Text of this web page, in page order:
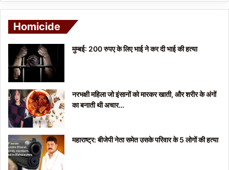
Homicide
मुम्बई: 200 रुपए के लिए भाई ने कर दी भाई की हत्या
नरभक्षी महिला जो इंसानों को मारकर खाती, और शरीर के अंगों
का बनाती थी अचार…
महाराष्ट्र: बीजेपी नेता समेत उसके परिवार के 5 लोगों की हत्या